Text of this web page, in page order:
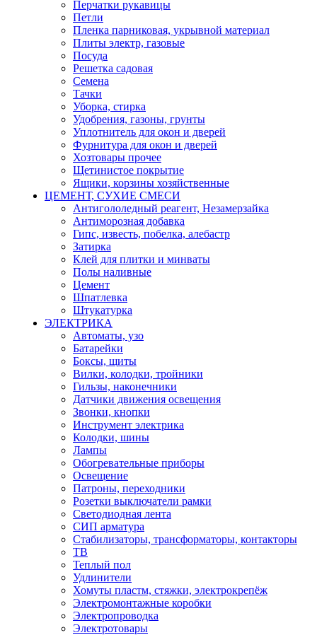
Перчатки рукавицы
Петли
Пленка парниковая, укрывной материал
Плиты электр, газовые
Посуда
Решетка садовая
Семена
Тачки
Уборка, стирка
Удобрения, газоны, грунты
Уплотнитель для окон и дверей
Фурнитура для окон и дверей
Хозтовары прочее
Щетинистое покрытие
Ящики, корзины хозяйственные
ЦЕМЕНТ, СУХИЕ СМЕСИ
Антигололедный реагент, Незамерзайка
Антиморозная добавка
Гипс, известь, побелка, алебастр
Затирка
Клей для плитки и минваты
Полы наливные
Цемент
Шпатлевка
Штукатурка
ЭЛЕКТРИКА
Автоматы, узо
Батарейки
Боксы, щиты
Вилки, колодки, тройники
Гильзы, наконечники
Датчики движения освещения
Звонки, кнопки
Инструмент электрика
Колодки, шины
Лампы
Обогревательные приборы
Освещение
Патроны, переходники
Розетки выключатели рамки
Светодиодная лента
СИП арматура
Стабилизаторы, трансформаторы, контакторы
ТВ
Теплый пол
Удлинители
Хомуты пластм, стяжки, электрокрепёж
Электромонтажные коробки
Электропроводка
Электротовары